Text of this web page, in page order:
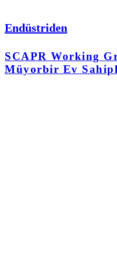
Endüstriden
SCAPR Working
Müyorbir Ev